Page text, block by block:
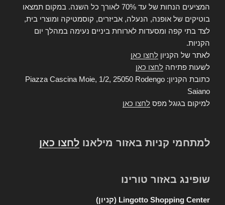
המציעים הנחות של עד 70% לאורך כל השנה. במקום תמצאו
בוטיקים של אופנה, הנעלה, אביזרים, קוסמטיקה ומוצרי בית,
לצד בתי קפה ומסעדות לארוחת ביניים נעימה במהלך יום
הקניות.
לאתר של הקניון לחצו כאן
לשעות פתיחה לחצו כאן
כתובת הקניון: Piazza Cascina Moie, 1/2, 25050 Rodengo
Saiano
למיקום בגוגל מפס לחצו כאן
למתחמי קניות באזור מילאנו לחצו כאן
שופינג באזור טורינו
Lingotto Shopping Center (קניון)